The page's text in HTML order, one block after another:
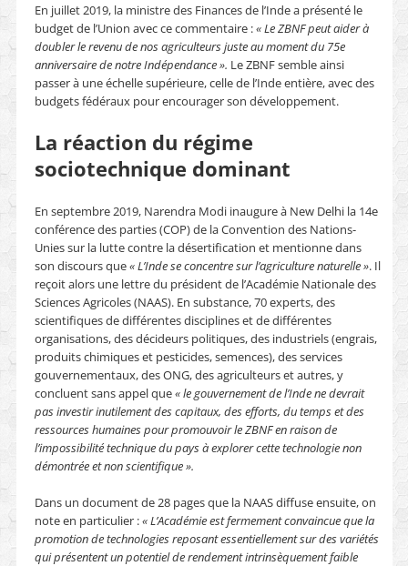
En juillet 2019, la ministre des Finances de l’Inde a présenté le
budget de l’Union avec ce commentaire :« Le ZBNF peut aider à
doubler le revenu de nos agriculteurs juste au moment du 75e
anniversaire de notre Indépendance ». Le ZBNF semble ainsi
passer à une échelle supérieure, celle de l’Inde entière, avec des
budgets fédéraux pour encourager son développement.
La réaction du régime
sociotechnique dominant
En septembre 2019, Narendra Modi inaugure à New Delhi la 14e
conférence des parties (COP) de la Convention des Nations-
Unies sur la lutte contre la désertification et mentionne dans
son discours que« L’Inde se concentre sur l’agriculture naturelle ». Il
reçoit alors une lettre du président de l’Académie Nationale des
Sciences Agricoles (NAAS). En substance, 70 experts, des
scientifiques de différentes disciplines et de différentes
organisations, des décideurs politiques, des industriels (engrais,
produits chimiques et pesticides, semences), des services
gouvernementaux, des ONG, des agriculteurs et autres, y
concluent sans appel que« le gouvernement de l’Inde ne devrait
pas investir inutilement des capitaux, des efforts, du temps et des
ressources humaines pour promouvoir le ZBNF en raison de
l’impossibilité technique du pays à explorer cette technologie non
démontrée et non scientifique ».
Dans un document de 28 pages que la NAAS diffuse ensuite, on
note en particulier :« L’Académie est fermement convaincue que la
promotion de technologies reposant essentiellement sur des variétés
qui présentent un potentiel de rendement intrinsèquement faible